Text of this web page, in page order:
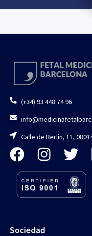
ya que, de tener un
necesidad del
€ 120,00